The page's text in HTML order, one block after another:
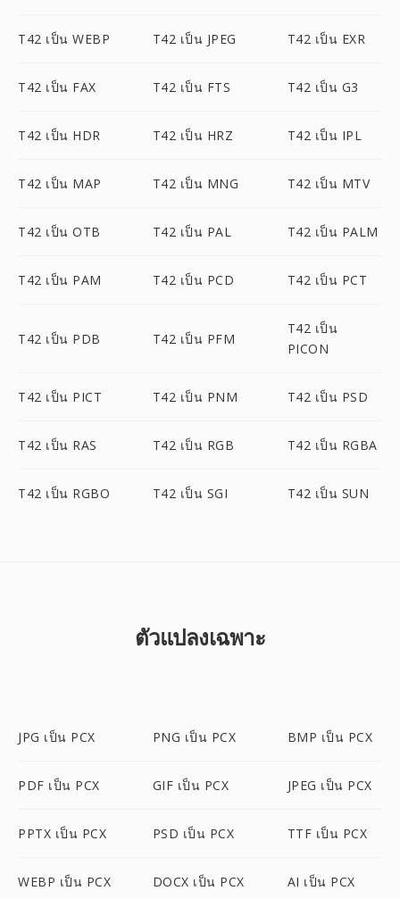
T42 เป็น WEBP T42 เป็น JPEG T42 เป็น EXR
T42 เป็น FAX T42 เป็น FTS T42 เป็น G3
T42 เป็น HDR T42 เป็น HRZ T42 เป็น IPL
T42 เป็น MAP T42 เป็น MNG T42 เป็น MTV
T42 เป็น OTB T42 เป็น PAL T42 เป็น PALM
T42 เป็น PAM T42 เป็น PCD T42 เป็น PCT
T42 เป็น PDB T42 เป็น PFM
T42 เป็น
PICON
T42 เป็น PICT T42 เป็น PNM T42 เป็น PSD
T42 เป็น RAS T42 เป็น RGB T42 เป็น RGBA
T42 เป็น RGBO T42 เป็น SGI T42 เป็น SUN
ตัวแปลงเฉพาะ
JPG เป็น PCX PNG เป็น PCX BMP เป็น PCX
PDF เป็น PCX GIF เป็น PCX JPEG เป็น PCX
PPTX เป็น PCX PSD เป็น PCX TTF เป็น PCX
WEBP เป็น PCX DOCX เป็น PCX AI เป็น PCX